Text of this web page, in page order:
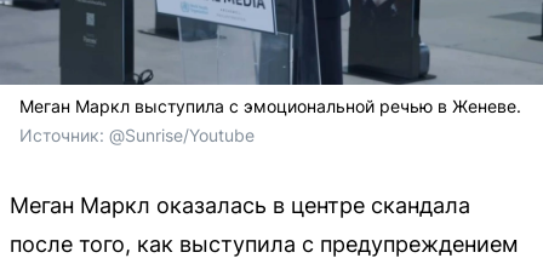
Меган Маркл выступила с эмоциональной речью в Женеве.
Источник: @Sunrise/Youtube
Меган Маркл оказалась в центре скандала
после того, как выступила с предупреждением